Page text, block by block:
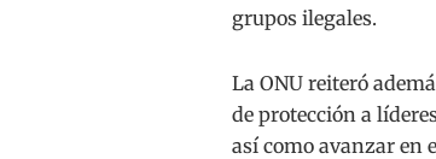
grupos ilegales.
La ONU reiteró
de protección a
así como avanzar en